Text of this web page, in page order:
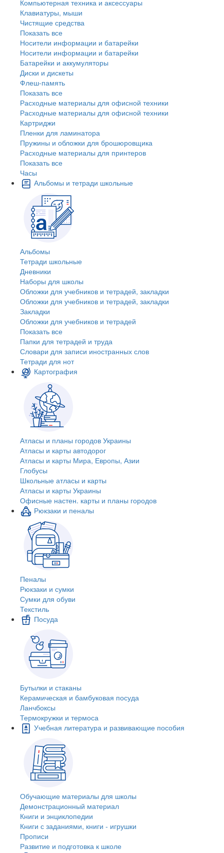
Компьютерная техника и аксессуары
Клавиатуры, мыши
Чистящие средства
Показать все
Носители информации и батарейки
Носители информации и батарейки
Батарейки и аккумуляторы
Диски и дискеты
Флеш-память
Показать все
Расходные материалы для офисной техники
Расходные материалы для офисной техники
Картриджи
Пленки для ламинатора
Пружины и обложки для брошюровщика
Расходные материалы для принтеров
Показать все
Часы
Альбомы и тетради школьные
Альбомы
Тетради школьные
Дневники
Наборы для школы
Обложки для учебников и тетрадей, закладки
Обложки для учебников и тетрадей, закладки
Закладки
Обложки для учебников и тетрадей
Показать все
Папки для тетрадей и труда
Словари для записи иностранных слов
Тетради для нот
Картография
Атласы и планы городов Украины
Атласы и карты автодорог
Атласы и карты Мира, Европы, Азии
Глобусы
Школьные атласы и карты
Атласы и карты Украины
Офисные настен. карты и планы городов
Рюкзаки и пеналы
Пеналы
Рюкзаки и сумки
Сумки для обуви
Текстиль
Посуда
Бутылки и стаканы
Керамическая и бамбуковая посуда
Ланчбоксы
Термокружки и термоса
Учебная литература и развивающие пособия
Обучающие материалы для школы
Демонстрационный материал
Книги и энциклопедии
Книги с заданиями, книги - игрушки
Прописи
Развитие и подготовка к школе